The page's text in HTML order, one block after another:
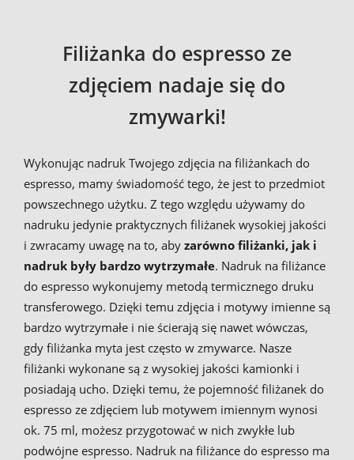
Filiżanka do espresso ze
zdjęciem nadaje się do
zmywarki!
Wykonując nadruk Twojego zdjęcia na filiżankach do
espresso, mamy świadomość tego, że jest to przedmiot
powszechnego użytku. Z tego względu używamy do
nadruku jedynie praktycznych filiżanek wysokiej jakości
i zwracamy uwagę na to, aby zarówno filiżanki, jak i
nadruk były bardzo wytrzymałe. Nadruk na filiżance
do espresso wykonujemy metodą termicznego druku
transferowego. Dzięki temu zdjęcia i motywy imienne są
bardzo wytrzymałe i nie ścierają się nawet wówczas,
gdy filiżanka myta jest często w zmywarce. Nasze
filiżanki wykonane są z wysokiej jakości kamionki i
posiadają ucho. Dzięki temu, że pojemność filiżanek do
espresso ze zdjęciem lub motywem imiennym wynosi
ok. 75 ml, możesz przygotować w nich zwykłe lub
podwójne espresso. Nadruk na filiżance do espresso ma